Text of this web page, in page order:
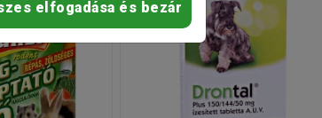
elfogadása és bezár